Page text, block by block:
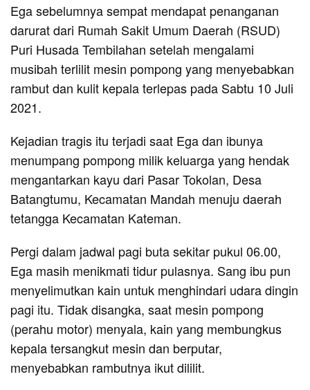
Ega sebelumnya sempat mendapat penanganan
darurat dari Rumah Sakit Umum Daerah (RSUD)
Puri Husada Tembilahan setelah mengalami
musibah terlilit mesin pompong yang menyebabkan
rambut dan kulit kepala terlepas pada Sabtu 10 Juli
2021.
Kejadian tragis itu terjadi saat Ega dan ibunya
menumpang pompong milik keluarga yang hendak
mengantarkan kayu dari Pasar Tokolan, Desa
Batangtumu, Kecamatan Mandah menuju daerah
tetangga Kecamatan Kateman.
Pergi dalam jadwal pagi buta sekitar pukul 06.00,
Ega masih menikmati tidur pulasnya. Sang ibu pun
menyelimutkan kain untuk menghindari udara dingin
pagi itu. Tidak disangka, saat mesin pompong
(perahu motor) menyala, kain yang membungkus
kepala tersangkut mesin dan berputar,
menyebabkan rambutnya ikut dililit.